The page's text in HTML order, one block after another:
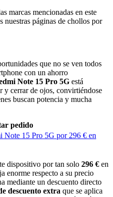
marcas mencionadas en este
nuestras páginas de chollos por
que no se ven todos
con un ahorro
Note 15 Pro 5G está
y cerrar de ojos, convirtiéndose
buscan potencia y mucha
pedido
Note 15 Pro 5G por 296 € en
dispositivo por tan solo 296 € en
enorme respecto a su precio
mediante un descuento directo
descuento extra que se aplica